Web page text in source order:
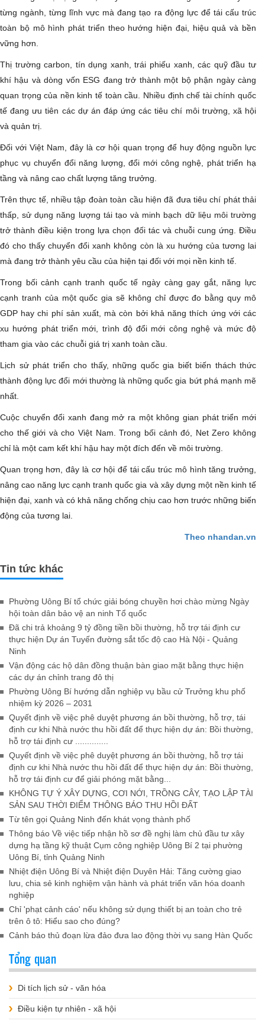
từng ngành, từng lĩnh vực mà đang tạo ra động lực để tái cấu trúc
toàn bộ mô hình phát triển theo hướng hiện đại, hiệu quả và bền
vững hơn.
Thị trường carbon, tín dụng xanh, trái phiếu xanh, các quỹ đầu tư
khí hậu và dòng vốn ESG đang trở thành một bộ phận ngày càng
quan trọng của nền kinh tế toàn cầu. Nhiều định chế tài chính quốc
tế đang ưu tiên các dự án đáp ứng các tiêu chí môi trường, xã hội
và quản trị.
Đối với Việt Nam, đây là cơ hội quan trọng để huy động nguồn lực
phục vụ chuyển đổi năng lượng, đổi mới công nghệ, phát triển hạ
tầng và nâng cao chất lượng tăng trưởng.
Trên thực tế, nhiều tập đoàn toàn cầu hiện đã đưa tiêu chí phát thải
thấp, sử dụng năng lượng tái tạo và minh bạch dữ liệu môi trường
trở thành điều kiện trong lựa chọn đối tác và chuỗi cung ứng. Điều
đó cho thấy chuyển đổi xanh không còn là xu hướng của tương lai
mà đang trở thành yêu cầu của hiện tại đối với mọi nền kinh tế.
Trong bối cảnh cạnh tranh quốc tế ngày càng gay gắt, năng lực
cạnh tranh của một quốc gia sẽ không chỉ được đo bằng quy mô
GDP hay chi phí sản xuất, mà còn bởi khả năng thích ứng với các
xu hướng phát triển mới, trình độ đổi mới công nghệ và mức độ
tham gia vào các chuỗi giá trị xanh toàn cầu.
Lịch sử phát triển cho thấy, những quốc gia biết biến thách thức
thành động lực đổi mới thường là những quốc gia bứt phá mạnh mẽ
nhất.
Cuộc chuyển đổi xanh đang mở ra một không gian phát triển mới
cho thế giới và cho Việt Nam. Trong bối cảnh đó, Net Zero không
chỉ là một cam kết khí hậu hay một đích đến về môi trường.
Quan trọng hơn, đây là cơ hội để tái cấu trúc mô hình tăng trưởng,
nâng cao năng lực cạnh tranh quốc gia và xây dựng một nền kinh tế
hiện đại, xanh và có khả năng chống chịu cao hơn trước những biến
động của tương lai.
Theo nhandan.vn
Tin tức khác
Phường Uông Bí tổ chức giải bóng chuyền hơi chào mừng Ngày
hội toàn dân bảo vệ an ninh Tổ quốc
Đã chi trả khoảng 9 tỷ đồng tiền bồi thường, hỗ trợ tái định cư
thực hiện Dự án Tuyến đường sắt tốc độ cao Hà Nội - Quảng
Ninh
Vận động các hộ dân đồng thuận bàn giao mặt bằng thực hiện
các dự án chỉnh trang đô thị
Phường Uông Bí hướng dẫn nghiệp vụ bầu cử Trưởng khu phố
nhiệm kỳ 2026 – 2031
Quyết định về việc phê duyệt phương án bồi thường, hỗ trợ, tái
định cư khi Nhà nước thu hồi đất để thực hiện dự án: Bồi thường,
hỗ trợ tái định cư ..............
Quyết định về việc phê duyệt phương án bồi thường, hỗ trợ tái
định cư khi Nhà nước thu hồi đất để thực hiện dự án: Bồi thường,
hỗ trợ tái định cư để giải phóng mặt bằng...
KHÔNG TỰ Ý XÂY DỰNG, CƠI NỚI, TRỒNG CÂY, TẠO LẬP TÀI
SẢN SAU THỜI ĐIỂM THÔNG BÁO THU HỒI ĐẤT
Từ tên gọi Quảng Ninh đến khát vọng thành phố
Thông báo Về việc tiếp nhận hồ sơ đề nghị làm chủ đầu tư xây
dựng hạ tầng kỹ thuật Cụm công nghiệp Uông Bí 2 tại phường
Uông Bí, tỉnh Quảng Ninh
Nhiệt điện Uông Bí và Nhiệt điện Duyên Hải: Tăng cường giao
lưu, chia sẻ kinh nghiệm vận hành và phát triển văn hóa doanh
nghiệp
Chỉ 'phạt cảnh cáo' nếu không sử dụng thiết bị an toàn cho trẻ
trên ô tô: Hiểu sao cho đúng?
Cảnh báo thủ đoạn lừa đảo đưa lao động thời vụ sang Hàn Quốc
Tổng quan
Di tích lịch sử - văn hóa
Điều kiện tự nhiên - xã hội